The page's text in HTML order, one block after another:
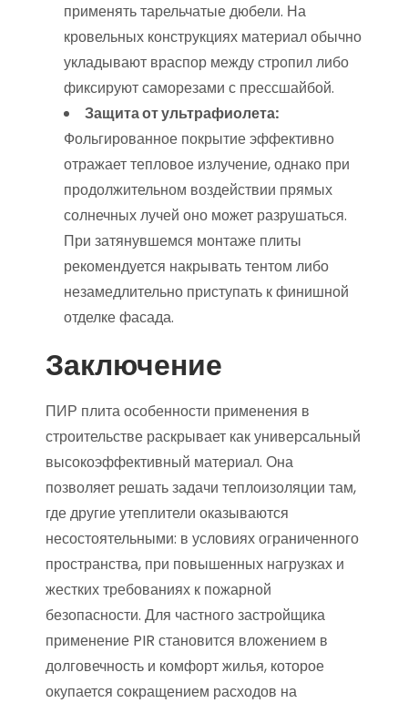
применять тарельчатые дюбели. На
кровельных конструкциях материал обычно
укладывают враспор между стропил либо
фиксируют саморезами с прессшайбой.
Защита от ультрафиолета:
Фольгированное покрытие эффективно
отражает тепловое излучение, однако при
продолжительном воздействии прямых
солнечных лучей оно может разрушаться.
При затянувшемся монтаже плиты
рекомендуется накрывать тентом либо
незамедлительно приступать к финишной
отделке фасада.
Заключение
ПИР плита особенности применения в
строительстве раскрывает как универсальный
высокоэффективный материал. Она
позволяет решать задачи теплоизоляции там,
где другие утеплители оказываются
несостоятельными: в условиях ограниченного
пространства, при повышенных нагрузках и
жестких требованиях к пожарной
безопасности. Для частного застройщика
применение PIR становится вложением в
долговечность и комфорт жилья, которое
окупается сокращением расходов на